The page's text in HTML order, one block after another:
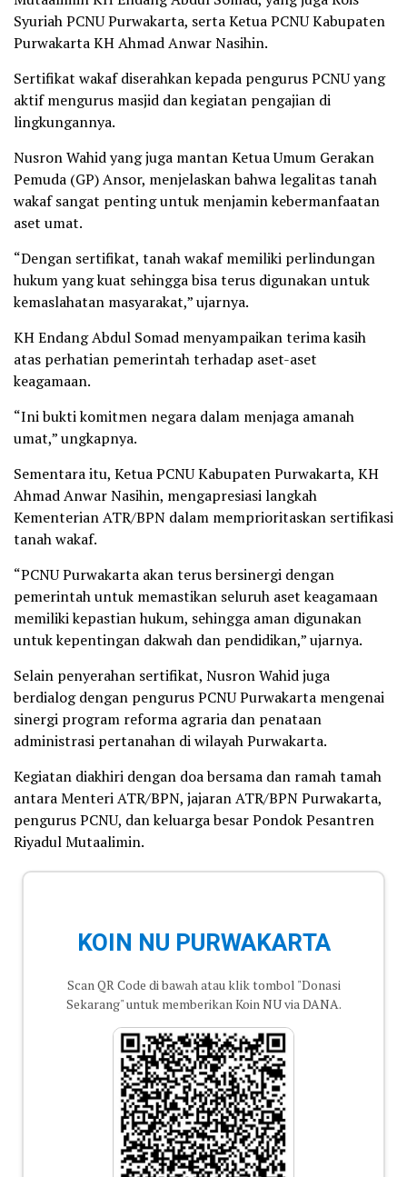
Syuriah PCNU Purwakarta, serta Ketua PCNU Kabupaten
Purwakarta KH Ahmad Anwar Nasihin.
Sertifikat wakaf diserahkan kepada pengurus PCNU yang
aktif mengurus masjid dan kegiatan pengajian di
lingkungannya.
Nusron Wahid yang juga mantan Ketua Umum Gerakan
Pemuda (GP) Ansor, menjelaskan bahwa legalitas tanah
wakaf sangat penting untuk menjamin kebermanfaatan
aset umat.
“Dengan sertifikat, tanah wakaf memiliki perlindungan
hukum yang kuat sehingga bisa terus digunakan untuk
kemaslahatan masyarakat,” ujarnya.
KH Endang Abdul Somad menyampaikan terima kasih
atas perhatian pemerintah terhadap aset-aset
keagamaan.
“Ini bukti komitmen negara dalam menjaga amanah
umat,” ungkapnya.
Sementara itu, Ketua PCNU Kabupaten Purwakarta, KH
Ahmad Anwar Nasihin, mengapresiasi langkah
Kementerian ATR/BPN dalam memprioritaskan sertifikasi
tanah wakaf.
“PCNU Purwakarta akan terus bersinergi dengan
pemerintah untuk memastikan seluruh aset keagamaan
memiliki kepastian hukum, sehingga aman digunakan
untuk kepentingan dakwah dan pendidikan,” ujarnya.
Selain penyerahan sertifikat, Nusron Wahid juga
berdialog dengan pengurus PCNU Purwakarta mengenai
sinergi program reforma agraria dan penataan
administrasi pertanahan di wilayah Purwakarta.
Kegiatan diakhiri dengan doa bersama dan ramah tamah
antara Menteri ATR/BPN, jajaran ATR/BPN Purwakarta,
pengurus PCNU, dan keluarga besar Pondok Pesantren
Riyadul Mutaalimin.
KOIN NU PURWAKARTA
Scan QR Code di bawah atau klik tombol "Donasi
Sekarang" untuk memberikan Koin NU via DANA.